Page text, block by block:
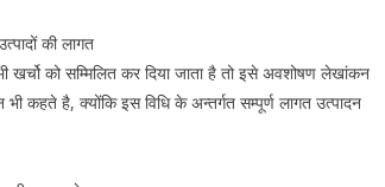
की लागत
खर्चो को सम्मिलित कर दिया जाता है तो इसे अवशोषण लेखांकन
कहते है, क्योंकि इस विधि के अन्तर्गत सम्पूर्ण लागत उत्पादन